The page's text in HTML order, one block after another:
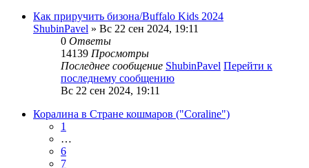
Как приручить бизона/Buffalo Kids 2024
ShubinPavel » Вс 22 сен 2024, 19:11
0 Ответы
14139 Просмотры
Последнее сообщение ShubinPavel Перейти к
последнему сообщению
Вс 22 сен 2024, 19:11
Коралина в Стране кошмаров ("Coraline")
1
…
6
7